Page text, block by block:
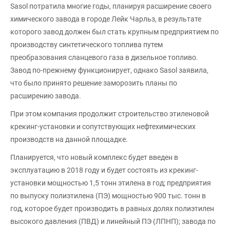
Sasol потратила многие годы, планируя расширение своего
химического завода в городе Лейк Чарльз, в результате
которого завод должен был стать крупным предприятием по
производству синтетического топлива путем
преобразования сланцевого газа в дизельное топливо.
Завод по-прежнему функционирует, однако Sasol заявила,
что было принято решение заморозить планы по
расширению завода.
При этом компания продолжит строительство этиленовой
крекинг-установки и сопутствующих нефтехимических
производств на данной площадке.
Планируется, что новый комплекс будет введен в
эксплуатацию в 2018 году и будет состоять из крекинг-
установки мощностью 1,5 тонн этилена в год; предприятия
по выпуску полиэтилена (ПЭ) мощностью 900 тыс. тонн в
год, которое будет производить в равных долях полиэтилен
высокого давления (ПВД) и линейный ПЭ (ЛПНП); завода по